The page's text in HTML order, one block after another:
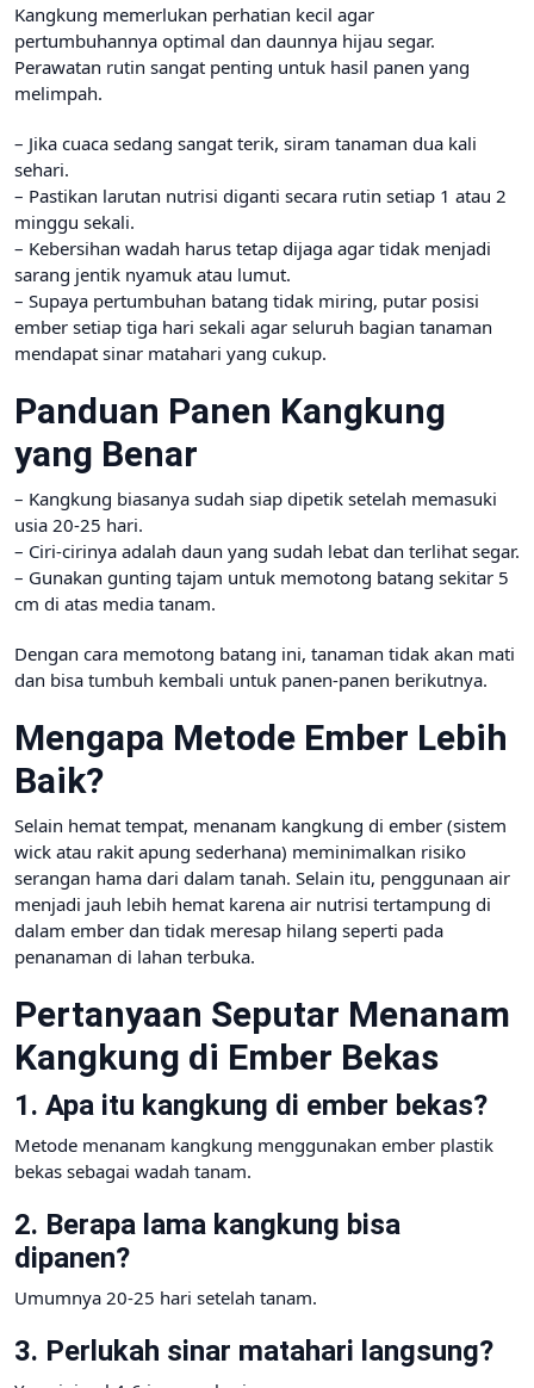
Kangkung memerlukan perhatian kecil agar
pertumbuhannya optimal dan daunnya hijau segar.
Perawatan rutin sangat penting untuk hasil panen yang
melimpah.
– Jika cuaca sedang sangat terik, siram tanaman dua kali
sehari.
– Pastikan larutan nutrisi diganti secara rutin setiap 1 atau 2
minggu sekali.
– Kebersihan wadah harus tetap dijaga agar tidak menjadi
sarang jentik nyamuk atau lumut.
– Supaya pertumbuhan batang tidak miring, putar posisi
ember setiap tiga hari sekali agar seluruh bagian tanaman
mendapat sinar matahari yang cukup.
Panduan Panen Kangkung
yang Benar
– Kangkung biasanya sudah siap dipetik setelah memasuki
usia 20-25 hari.
– Ciri-cirinya adalah daun yang sudah lebat dan terlihat segar.
– Gunakan gunting tajam untuk memotong batang sekitar 5
cm di atas media tanam.
Dengan cara memotong batang ini, tanaman tidak akan mati
dan bisa tumbuh kembali untuk panen-panen berikutnya.
Mengapa Metode Ember Lebih
Baik?
Selain hemat tempat, menanam kangkung di ember (sistem
wick atau rakit apung sederhana) meminimalkan risiko
serangan hama dari dalam tanah. Selain itu, penggunaan air
menjadi jauh lebih hemat karena air nutrisi tertampung di
dalam ember dan tidak meresap hilang seperti pada
penanaman di lahan terbuka.
Pertanyaan Seputar Menanam
Kangkung di Ember Bekas
1. Apa itu kangkung di ember bekas?
Metode menanam kangkung menggunakan ember plastik
bekas sebagai wadah tanam.
2. Berapa lama kangkung bisa
dipanen?
Umumnya 20-25 hari setelah tanam.
3. Perlukah sinar matahari langsung?